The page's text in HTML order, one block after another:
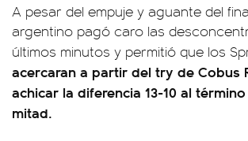
A pesar del empuje y aguante del
argentino pagó caro las
últimos minutos y permitió que los
acercaran a partir del try de Cobus
achicar la diferencia 13-10 al
mitad.